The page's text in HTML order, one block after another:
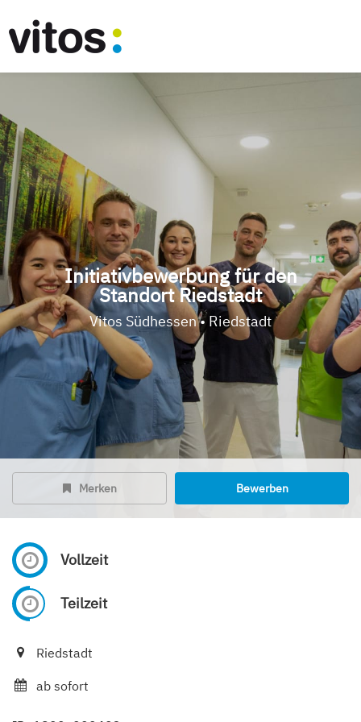
Initiativbewerbung für den
Standort Riedstadt
Vitos Südhessen • Riedstadt
Merken Bewerben
Vollzeit
Teilzeit
Riedstadt
ab sofort